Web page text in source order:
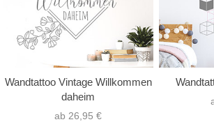
Wandtattoo Vintage Willkommen
daheim
ab 26,95 €